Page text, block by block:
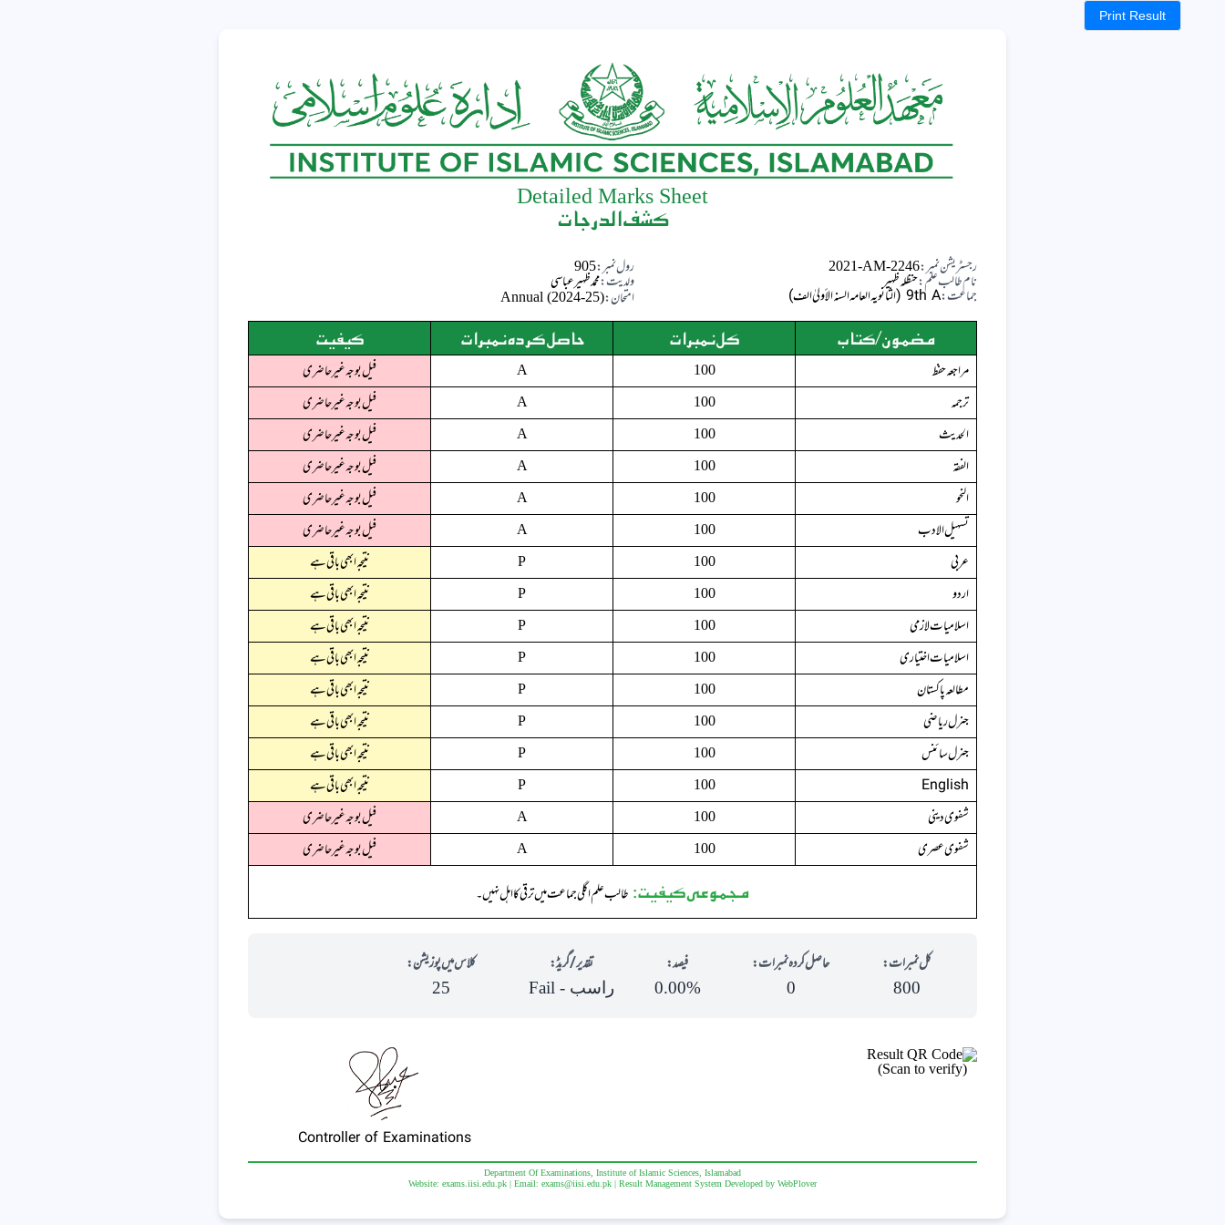
Print Result
Detailed Marks Sheet
کشف الدرجات
رجسٹریشن نمبر:2021-AM-2246 رول نمبر:905
نام طالب علم:حنظلہ ظہیر ولدیت:محمد ظہیر عباسی
جماعت:9th A (الثانویہ العامہ السنہ الأولیٰ الف) امتحان:Annual (2024-25)
مضمون/کتاب کل نمبرات حاصل کردہ نمبرات کیفیت
مراجعہ حفظ 100
A
فیل بوجہ غیرحاضری
ترجمہ
100
A
فیل بوجہ غیرحاضری
الحدیث
100
A
فیل بوجہ غیرحاضری
الفقہ
100
A
فیل بوجہ غیرحاضری
النحو
100
A
فیل بوجہ غیرحاضری
تسہیل الادب
100
A
فیل بوجہ غیرحاضری
عربی
100
P
نتیجہ ابھی باقی ہے
اردو
100
P
نتیجہ ابھی باقی ہے
اسلامیات لازمی
100
P
نتیجہ ابھی باقی ہے
اسلامیات اختیاری
100
P
نتیجہ ابھی باقی ہے
مطالعہ پاکستان
100
P
نتیجہ ابھی باقی ہے
جنرل ریاضی
100
P
نتیجہ ابھی باقی ہے
جنرل سائنس
100
P
نتیجہ ابھی باقی ہے
English
100
P
نتیجہ ابھی باقی ہے
شفوی دینی
100
A
فیل بوجہ غیرحاضری
شفوی عصری
100
A فیل بوجہ غیرحاضری
مجموعی کیفیت: طالب علم اگلی جماعت میں ترقی کا اہل نہیں ۔
کل نمبرات:
800
حاصل کردہ نمبرات:
0
فیصد:
0.00%
تقدیر/گریڈ:
راسب - Fail
کلاس میں پوزیشن:
25
(Scan to verify)
Controller of Examinations
Department Of Examinations, Institute of Islamic Sciences, Islamabad
Website: exams.iisi.edu.pk | Email: exams@iisi.edu.pk | Result Management System Developed by WebPlover